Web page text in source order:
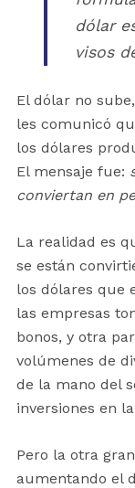
dólar
visos
El dólar no
les comunicó
los dólares
El mensaje fue:
conviertan en
La realidad es
se están
los dólares que
las empresas
bonos, y otra
volúmenes de
de la mano del
inversiones en
Pero la otra
aumentando el